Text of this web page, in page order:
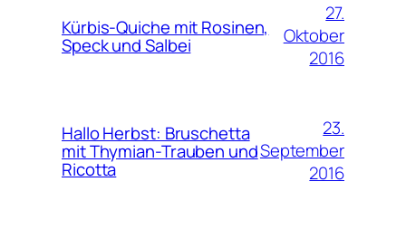
Kürbis-Quiche mit Rosinen,
Speck und Salbei
27.
Oktober
2016
Hallo Herbst: Bruschetta
mit Thymian-Trauben und
Ricotta
23.
September
2016